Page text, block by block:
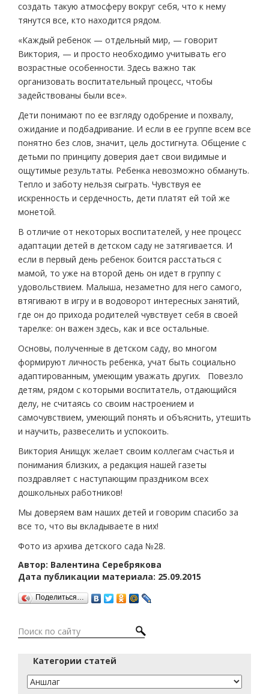
создать такую атмосферу вокруг себя, что к нему
тянутся все, кто находится рядом.
«Каждый ребенок — отдельный мир, — говорит
Виктория, — и просто необходимо учитывать его
возрастные особенности. Здесь важно так
организовать воспитательный процесс, чтобы
задействованы были все».
Дети понимают по ее взгляду одобрение и похвалу,
ожидание и подбадривание. И если в ее группе всем все
понятно без слов, значит, цель достигнута. Общение с
детьми по принципу доверия дает свои видимые и
ощутимые результаты. Ребенка невозможно обмануть.
Тепло и заботу нельзя сыграть. Чувствуя ее
искренность и сердечность, дети платят ей той же
монетой.
В отличие от некоторых воспитателей, у нее процесс
адаптации детей в детском саду не затягивается. И
если в первый день ребенок боится расстаться с
мамой, то уже на второй день он идет в группу с
удовольствием. Малыша, незаметно для него самого,
втягивают в игру и в водоворот интересных занятий,
где он до прихода родителей чувствует себя в своей
тарелке: он важен здесь, как и все остальные.
Основы, полученные в детском саду, во многом
формируют личность ребенка, учат быть социально
адаптированным, умеющим уважать других. Повезло
детям, рядом с которыми воспитатель, отдающийся
делу, не считаясь со своим настроением и
самочувствием, умеющий понять и объяснить, утешить
и научить, развеселить и успокоить.
Виктория Анищук желает своим коллегам счастья и
понимания близких, а редакция нашей газеты
поздравляет с наступающим праздником всех
дошкольных работников!
Мы доверяем вам наших детей и говорим спасибо за
все то, что вы вкладываете в них!
Фото из архива детского сада №28.
Автор: Валентина Серебрякова
Дата публикации материала: 25.09.2015
Поделиться…
Категории статей